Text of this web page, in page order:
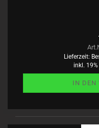
Lieferzeit:
inkl.
IN DEN